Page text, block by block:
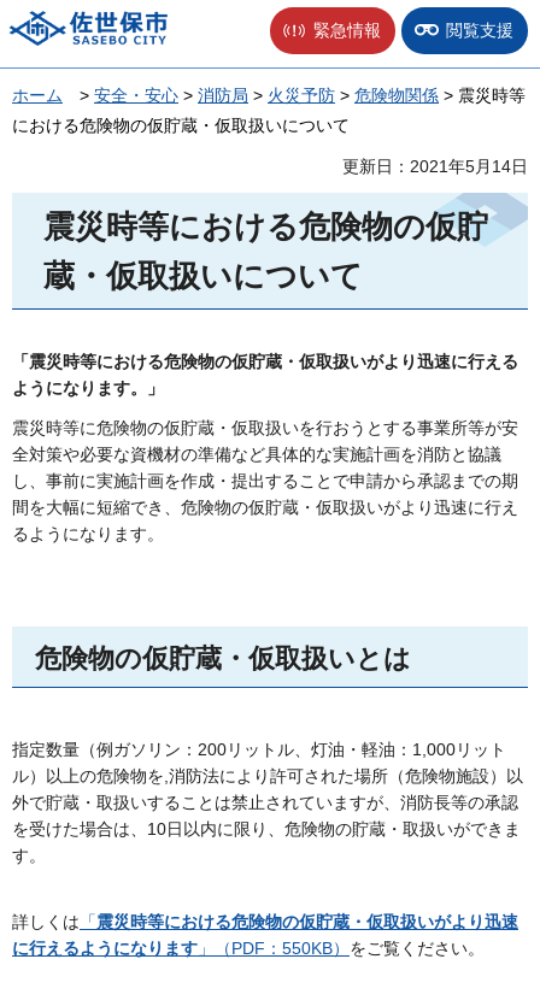
佐世保市 緊急情報 閲覧支援
ホーム > 安全・安心 > 消防局 > 火災予防 > 危険物関係 > 震災時等
における危険物の仮貯蔵・仮取扱いについて
更新日：2021年5月14日
震災時等における危険物の仮貯
蔵・仮取扱いについて
「震災時等における危険物の仮貯蔵・仮取扱いがより迅速に行える
ようになります。」
震災時等に危険物の仮貯蔵・仮取扱いを行おうとする事業所等が安
全対策や必要な資機材の準備など具体的な実施計画を消防と協議
し、事前に実施計画を作成・提出することで申請から承認までの期
間を大幅に短縮でき、危険物の仮貯蔵・仮取扱いがより迅速に行え
るようになります。
危険物の仮貯蔵・仮取扱いとは
指定数量（例ガソリン：200リットル、灯油・軽油：1,000リット
ル）以上の危険物を,消防法により許可された場所（危険物施設）以
外で貯蔵・取扱いすることは禁止されていますが、消防長等の承認
を受けた場合は、10日以内に限り、危険物の貯蔵・取扱いができま
す。
詳しくは 「震災時等における危険物の仮貯蔵・仮取扱いがより迅速
に行えるようになります 」（PDF：550KB） をご覧ください。